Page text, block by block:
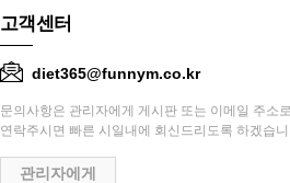
고객센터
diet365@funnym.co.kr
문의사항은 관리자에게 게시판 또는 이메일 주소로
연락주시면 빠른 시일내에 회신드리도록 하겠습
관리자에게